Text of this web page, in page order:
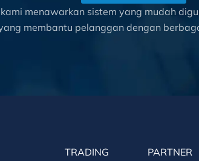
menawarkan sistem yang mudah
membantu pelanggan dengan
TRADING PARTNER